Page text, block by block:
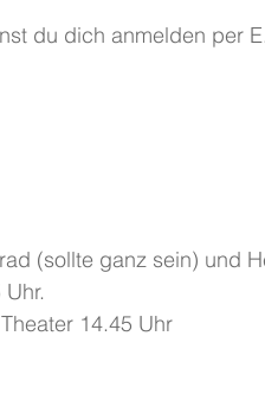
(sollte ganz sein) und
Uhr.
Gloria Theater 14.45 Uhr